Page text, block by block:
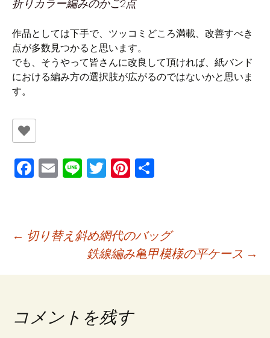
折りカラー編みのかご2点
作品としては下手で、ツッコミどころ満載、改善すべき
点が多数見つかると思います。
でも、そうやって皆さんに改良して頂ければ、紙バンド
における編み方の選択肢が広がるのではないかと思いま
す。
Fa
o
o
E
l
Li T
er
Pi
es
t
投
稿
ナ
← 切り替え斜め網代のバッグ
鉄線編み亀甲模様の平ケース →
コメントを残す